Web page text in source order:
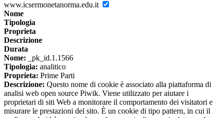
www.icsermonetanorma.edu.it
Nome
Tipologia
Proprieta
Descrizione
Durata
Nome: _pk_id.1.1566
Tipologia: analitico
Proprieta: Prime Parti
Descrizione: Questo nome di cookie è associato alla piattaforma di
analisi web open source Piwik. Viene utilizzato per aiutare i
proprietari di siti Web a monitorare il comportamento dei visitatori e
misurare le prestazioni del sito. È un cookie di tipo pattern, in cui il